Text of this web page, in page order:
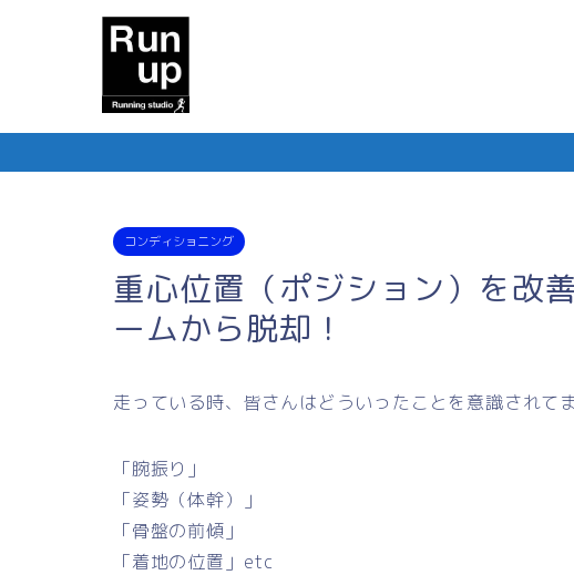
コンディショニング
重心位置（ポジション）を改
ームから脱却！
走っている時、皆さんはどういったことを意識されて
「腕振り」
「姿勢（体幹）」
「骨盤の前傾」
「着地の位置」etc